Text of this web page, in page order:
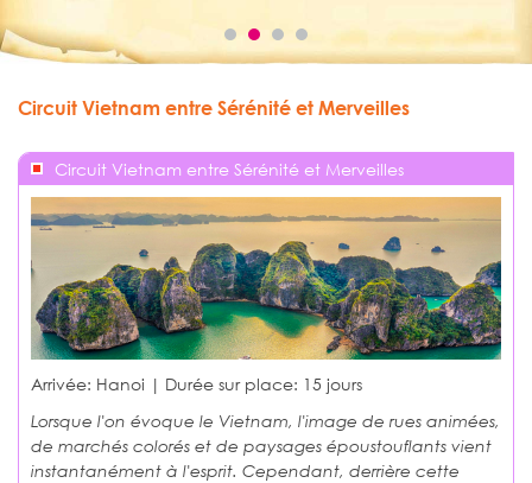
Circuit Vietnam entre Sérénité et Merveilles
Circuit Vietnam entre Sérénité et Merveilles
Arrivée: Hanoi | Durée sur place: 15 jours
Lorsque l'on évoque le Vietnam, l'image de rues animées,
de marchés colorés et de paysages époustouflants vient
instantanément à l'esprit. Cependant, derrière cette